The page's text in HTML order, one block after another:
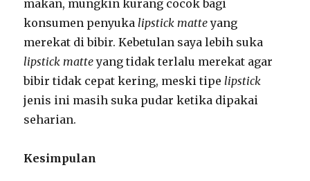
makan, mungkin kurang cocok bagi
konsumen penyukalipstick matteyang
merekat di bibir. Kebetulan saya lebih suka
lipstick matteyang tidak terlalu merekat agar
bibir tidak cepat kering, meski tipelipstick
jenis ini masih suka pudar ketika dipakai
seharian.
Kesimpulan